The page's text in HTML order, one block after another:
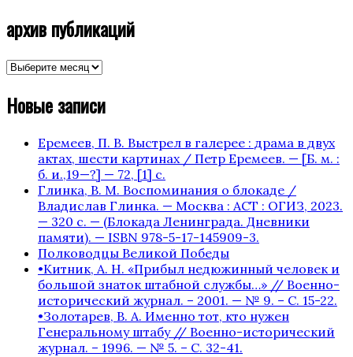
архив публикаций
архив
Новые записи
Еремеев, П. В. Выстрел в галерее : драма в двух
актах, шести картинах / Петр Еремеев. — [Б. м. :
б. и.,19—?] — 72, [1] с.
Глинка, В. М. Воспоминания о блокаде /
Владислав Глинка. — Москва : АСТ : ОГИЗ, 2023.
— 320 с. — (Блокада Ленинграда. Дневники
памяти). — ISBN 978-5-17-145909-3.
Полководцы Великой Победы
•Китник, А. Н. «Прибыл недюжинный человек и
большой знаток штабной службы…» // Военно-
исторический журнал. – 2001. — № 9. – С. 15-22.
•Золотарев, В. А. Именно тот, кто нужен
Генеральному штабу // Военно-исторический
журнал. – 1996. — № 5. – С. 32-41.